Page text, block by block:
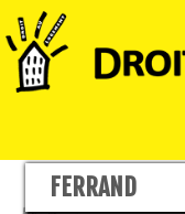
FERRAND